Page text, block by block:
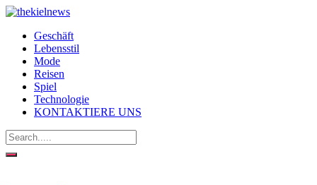
Geschäft
Lebensstil
Mode
Reisen
Spiel
Technologie
KONTAKTIERE UNS